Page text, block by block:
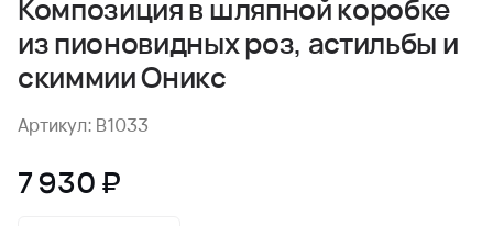
Композиция в шляпной коробке
из пионовидных роз, астильбы и
скиммии Оникс
Артикул: B1033
7 930 ₽